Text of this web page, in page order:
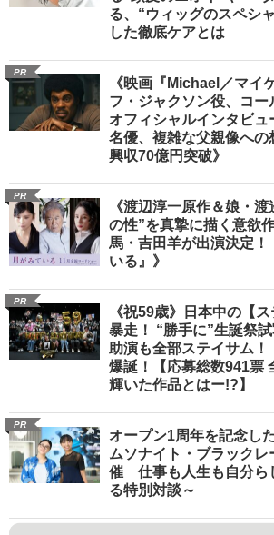
る、“ウィッグのスペシ
した徹底ケアとは
PR
《映画『Michael／マイ
フ・ジャクソン役、コ
オフィシャルインタビュ
名優、複雑な父親像への
興収70億円突破》
PR
《渡辺淳一原作＆娘・
の性”を真摯に描く意欲
馬・吉田羊が出演決定！
いる』》
PR
《祝59歳》日本中の【
暴走！ “勝手に”生誕祭
助演も全部ステイサム！
爆誕！【応募総数941票
輝いた作品とはー!?】
PR
オープン1周年を記念し
ムソナイト・ブラックレ
催 仕事も人生も自分ら
る特別対談～